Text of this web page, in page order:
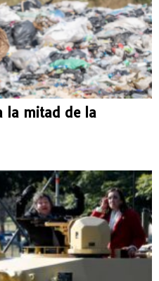
la mitad de la